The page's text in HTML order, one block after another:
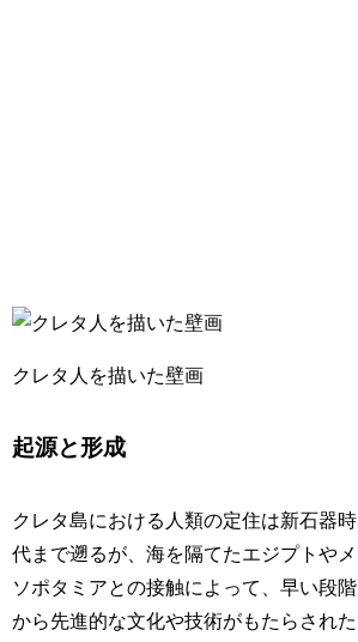
クレタ人を描いた壁画
起源と形成
クレタ島における人類の定住は新石器時
代まで遡るが、海を隔てたエジプトやメ
ソポタミアとの接触によって、早い段階
から先進的な文化や技術がもたらされた